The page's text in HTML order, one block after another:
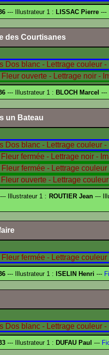
--- Illustrateur 1 : LISSAC Pierre ---
des Courtisanes
--- Illustrateur 1 : BLOCH Marcel ---
un Bateau
--- Illustrateur 1 : ROUTIER Jean---
--- Illustrateur 1 : ISELIN Henri ---
--- Illustrateur 1 : DUFAU Paul ---